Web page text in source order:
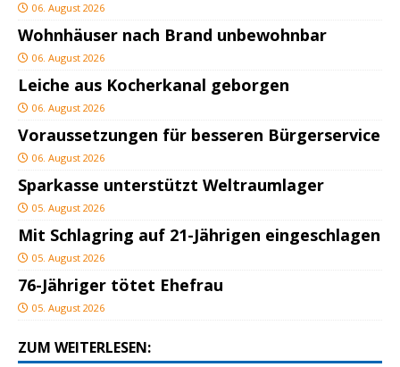
06. August 2026
Wohnhäuser nach Brand unbewohnbar
06. August 2026
Leiche aus Kocherkanal geborgen
06. August 2026
Voraussetzungen für besseren Bürgerservice
06. August 2026
Sparkasse unterstützt Weltraumlager
05. August 2026
Mit Schlagring auf 21-Jährigen eingeschlagen
05. August 2026
76-Jähriger tötet Ehefrau
05. August 2026
ZUM WEITERLESEN: